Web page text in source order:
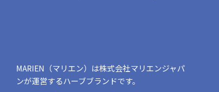
MARIEN（マリエン）は株式会社マリエンジャパ
ンが運営するハーブブランドです。